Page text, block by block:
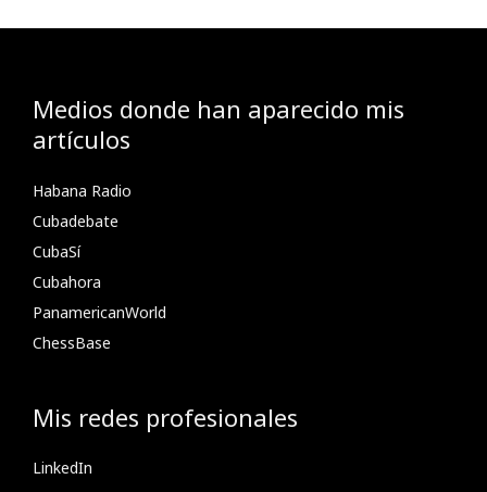
Medios donde han aparecido mis
artículos
Habana Radio
Cubadebate
CubaSí
Cubahora
PanamericanWorld
ChessBase
Mis redes profesionales
LinkedIn